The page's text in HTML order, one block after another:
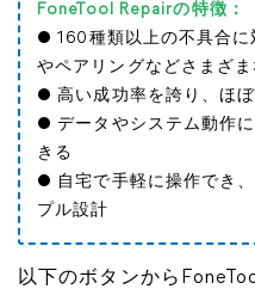
FoneTool Repairの特徴：
● 160種類以上の不具合に
やペアリングなどさまざ
● 高い成功率を誇り、ほ
● データやシステム動作
きる
● 自宅で手軽に操作でき
プル設計
以下のボタンから